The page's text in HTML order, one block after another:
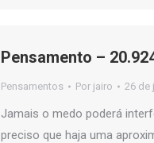
Pensamento –
Pensamentos Por jairo 26 de
Jamais o medo poderá
preciso que haja uma